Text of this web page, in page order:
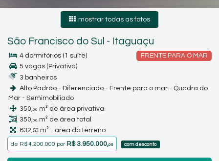
mostrar todas as fotos
São Francisco do Sul - Itaguaçu
FRENTE PARA O MAR
4 dormitórios (1 suíte)
5 vagas (Privativa)
3 banheiros
Alto Padrão - Diferenciado - Frente para o mar - Quadra do
Mar - Semimobiliado
350,00 m² de área privativa
350,00 m² de área total
632,50 m² - área do terreno
de R$ 4.200.000 porR$ 3.950.000,00 com desconto